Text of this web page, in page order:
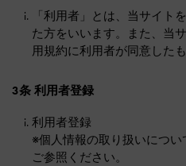
「利用者」とは、当サイト
た方をいいます。また、当
用規約に利用者が同意した
3条 利用者登録
利用者登録
※個人情報の取り扱いにつ
ご参照ください。